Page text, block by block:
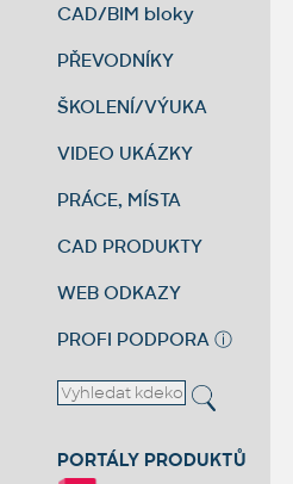
CAD/BIM bloky
PŘEVODNÍKY
ŠKOLENÍ/VÝUKA
VIDEO UKÁZKY
PRÁCE, MÍSTA
CAD PRODUKTY
WEB ODKAZY
PROFI PODPORA ⓘ
PORTÁLY PRODUKTŮ